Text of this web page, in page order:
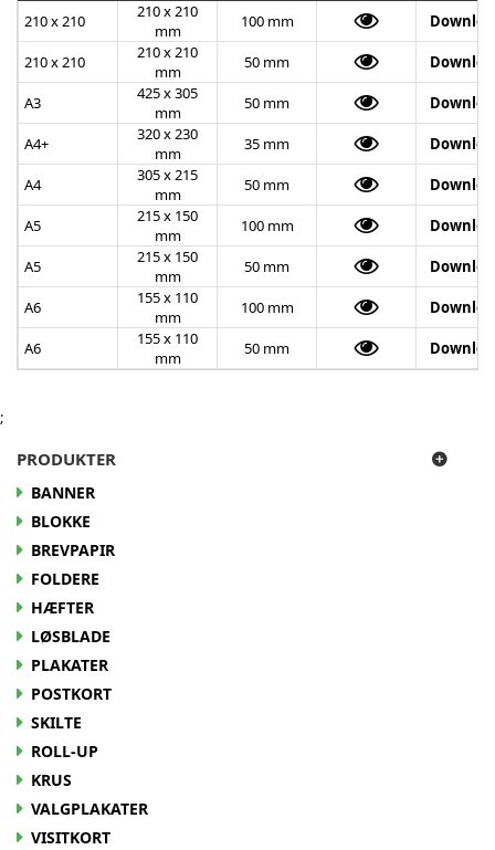
210 x 210
210 x 210
mm
100 mm
210 x 210
210 x 210
mm
50 mm
A3
425 x 305
mm
50 mm
A4+
320 x 230
mm
35 mm
A4
305 x 215
mm
50 mm
A5
215 x 150
mm
100 mm
A5
215 x 150
mm
50 mm
A6
155 x 110
mm
100 mm
A6
155 x 110
mm
50 mm
;
PRODUKTER
BANNER
BLOKKE
BREVPAPIR
FOLDERE
HÆFTER
LØSBLADE
PLAKATER
POSTKORT
SKILTE
ROLL-UP
KRUS
VALGPLAKATER
VISITKORT